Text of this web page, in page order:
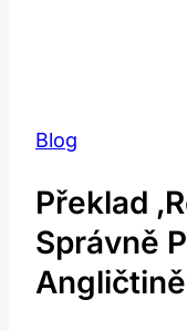
Blog
Překlad
Správně